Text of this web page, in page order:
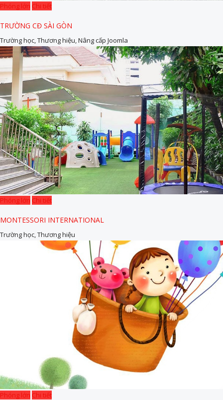
Phóng lớn Chi tiết
TRƯỜNG CĐ SÀI GÒN
Trường học, Thương hiệu, Nâng cấp Joomla
Phóng lớn Chi tiết
MONTESSORI INTERNATIONAL
Trường học, Thương hiệu
Phóng lớn Chi tiết